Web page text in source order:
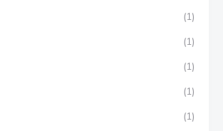
(1)
(1)
(1)
(1)
(1)